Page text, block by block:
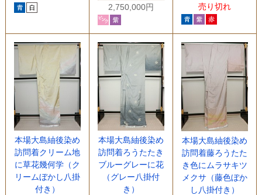
2,750,000円
売り切れ
本場大島紬後染め
訪問着クリーム地
に草花幾何学（ク
リームぼかし八掛
付き）
本場大島紬後染め
訪問着ろうたたき
ブルーグレーに花
（グレー八掛付
き）
本場大島紬後染め
訪問着藤ろうたた
き色にムラサキツ
メクサ（藤色ぼか
し八掛付き）